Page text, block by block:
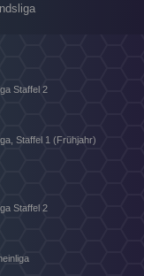
Staffel 2
Staffel 1 (Frühjahr)
Staffel 2